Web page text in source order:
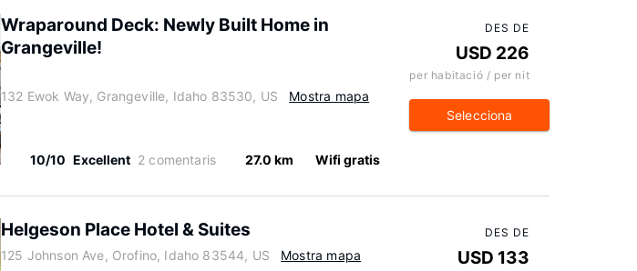
Wraparound Deck: Newly Built Home in
Grangeville!
132 Ewok Way, Grangeville, Idaho 83530, US Mostra mapa
10/10 Excellent 2 comentaris 27.0 km Wifi gratis
DES DE
USD 226
per habitació / per nit
Selecciona
Helgeson Place Hotel & Suites
125 Johnson Ave, Orofino, Idaho 83544, US Mostra mapa
DES DE
USD 133